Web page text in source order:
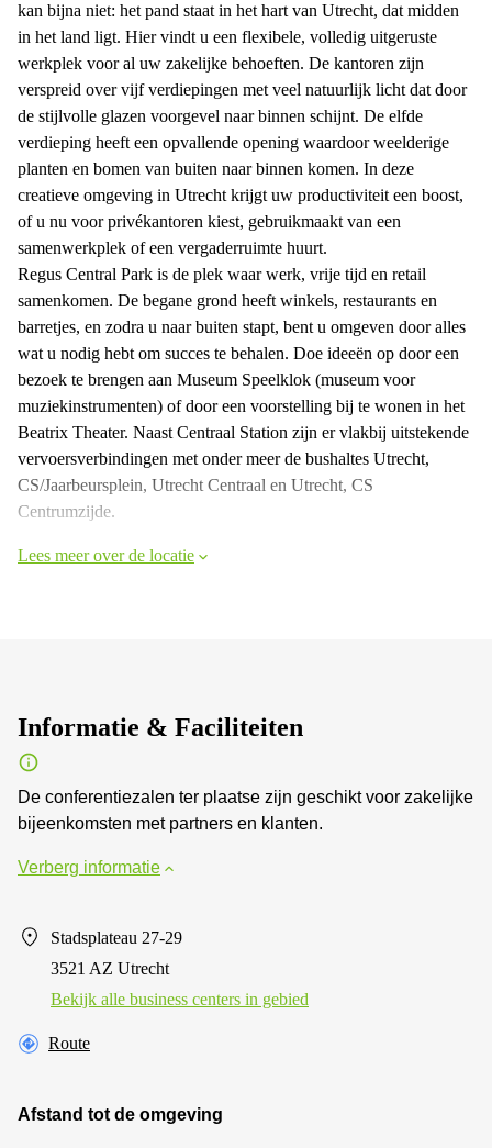
kan bijna niet: het pand staat in het hart van Utrecht, dat midden
in het land ligt. Hier vindt u een flexibele, volledig uitgeruste
werkplek voor al uw zakelijke behoeften. De kantoren zijn
verspreid over vijf verdiepingen met veel natuurlijk licht dat door
de stijlvolle glazen voorgevel naar binnen schijnt. De elfde
verdieping heeft een opvallende opening waardoor weelderige
planten en bomen van buiten naar binnen komen. In deze
creatieve omgeving in Utrecht krijgt uw productiviteit een boost,
of u nu voor privékantoren kiest, gebruikmaakt van een
samenwerkplek of een vergaderruimte huurt.
Regus Central Park is de plek waar werk, vrije tijd en retail
samenkomen. De begane grond heeft winkels, restaurants en
barretjes, en zodra u naar buiten stapt, bent u omgeven door alles
wat u nodig hebt om succes te behalen. Doe ideeën op door een
bezoek te brengen aan Museum Speelklok (museum voor
muziekinstrumenten) of door een voorstelling bij te wonen in het
Beatrix Theater. Naast Centraal Station zijn er vlakbij uitstekende
vervoersverbindingen met onder meer de bushaltes Utrecht,
CS/Jaarbeursplein, Utrecht Centraal en Utrecht, CS
Centrumzijde.
Lees meer over de locatie
Informatie & Faciliteiten
De conferentiezalen ter plaatse zijn geschikt voor zakelijke
bijeenkomsten met partners en klanten.
Verberg informatie
Stadsplateau 27-29
3521 AZ Utrecht
Bekijk alle business centers in gebied
Route
Afstand tot de omgeving